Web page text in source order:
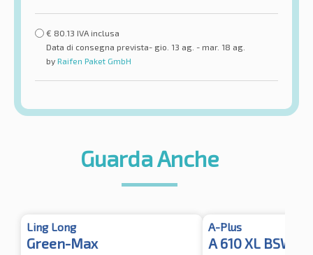
€ 80.13 IVA inclusa
Data di consegna prevista- gio. 13 ag. - mar. 18 ag.
by Raifen Paket GmbH
Guarda Anche
Ling Long
Green-Max
A-Plus
A 610 XL BSW